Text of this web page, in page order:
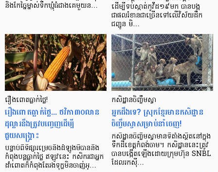
និងកែច្នៃម្នាស់ទឹកឃ្មុំធំជាងគេមួយន…
ដើម្បីទប់ស្កាត់កូវីដ១៩មក បានបង្ក
ជាផលរំខានជាច្រើនទៅលើវិស័យដឹក
ជញ្ជូន មិ…
រឿង​ពោត​ធ្លាក់​ថ្លៃ!
រឿង​ពោត​ធ្លាក់​ថ្លៃ... ថវិកា​៣០លាន
ដុល្លារនឹងត្រូវបញ្ចេញដើម្បី​
ជួយសង្គ្រោះ
បន្ទាប់​ពី​ទីផ្សារ​​ម្រេច​និង​ដំឡូងមី​បាន​និង​
កំពុង​បន្ត​ធ្លាក់​​ថ្លៃ ឥឡូវ​នេះ កសិករ​ជា​អ្នក​
ដាំ​ពោត​ក៏​កំពុង​តែ​រង​ទុក្ខ​មិន​ចាញ់​អ្…
កសិដ្ឋាន​ចិញ្ចឹម​ស្វា
អ្នក​ដឹង​ទេ? ស្រុក​ខ្មែរ​មាន​កសិដ្ឋាន​
ចិញ្ចឹម​ស្វា​សម្រាប់​នាំ​ចេញ!
កសិដ្ឋាន​ចិញ្ចឹម​ស្វា​មាន​ទីតាំង​ស្ថិត​នៅ​ក្នុង​
ទឹក​ដី​ខេត្ត​កំពង់ចាម។ កសិដ្ឋាន​នេះ​ត្រូវ​
បាន​បង្កើត​ឡើង​ដោយ​ក្រុមហ៊ុន SNBL
ដែល​រកស៊ី​…